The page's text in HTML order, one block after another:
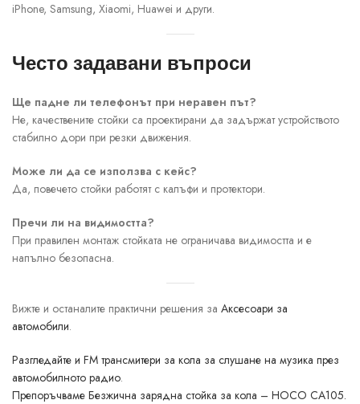
iPhone, Samsung, Xiaomi, Huawei и други.
Често задавани въпроси
Ще падне ли телефонът при неравен път?
Не, качествените стойки са проектирани да задържат устройството
стабилно дори при резки движения.
Може ли да се използва с кейс?
Да, повечето стойки работят с калъфи и протектори.
Пречи ли на видимостта?
При правилен монтаж стойката не ограничава видимостта и е
напълно безопасна.
Вижте и останалите практични решения за Аксесоари за
автомобили.
Разгледайте и FM трансмитери за кола за слушане на музика през
автомобилното радио.
Препоръчваме Безжична зарядна стойка за кола – HOCO CA105.